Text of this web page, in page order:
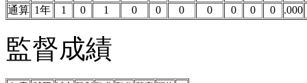
通算 1年 1 0 1 0 0 0 0 0 0 0 .000
監督成績